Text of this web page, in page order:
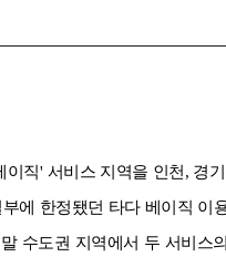
직' 서비스 지역을 인천, 경
에 한정됐던 타다 베이직 이
수도권 지역에서 두 서비스